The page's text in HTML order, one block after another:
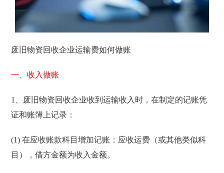
废旧物资回收企业运输费如何做账
一、收入做账
1、废旧物资回收企业收到运输收入时，在制定的记账凭
证和账簿上记录：
(1) 在应收账款科目增加记账：应收运费（或其他类似科
目），借方金额为收入金额。